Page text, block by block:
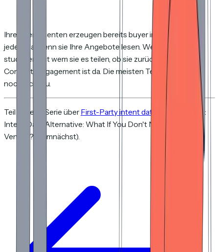
Ihre Interessenten erzeugen bereits buyer intent signals,
jedes Mal wenn sie Ihre Angebote lesen. Welche Seiten sie
studieren, mit wem sie es teilen, ob sie zurückkommen. Das
Content-Engagement ist da. Die meisten Teams hören nur
noch nicht zu.
Teil unserer Serie über First-Party intent data
. Als Nächstes:
Intent Data Alternative: What If You Don't Need Another
Vendor? (demnächst).